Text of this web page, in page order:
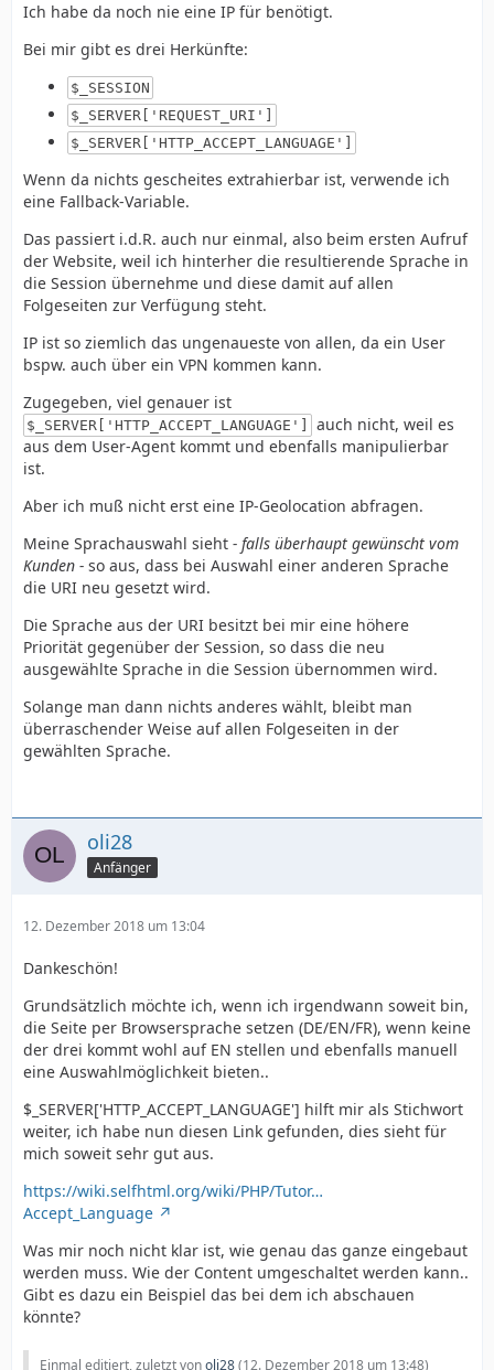
Ich habe da noch nie eine IP für benötigt.
Bei mir gibt es drei Herkünfte:
$_SESSION
$_SERVER['REQUEST_URI']
$_SERVER['HTTP_ACCEPT_LANGUAGE']
Wenn da nichts gescheites extrahierbar ist, verwende ich
eine Fallback-Variable.
Das passiert i.d.R. auch nur einmal, also beim ersten Aufruf
der Website, weil ich hinterher die resultierende Sprache in
die Session übernehme und diese damit auf allen
Folgeseiten zur Verfügung steht.
IP ist so ziemlich das ungenaueste von allen, da ein User
bspw. auch über ein VPN kommen kann.
Zugegeben, viel genauer ist
$_SERVER['HTTP_ACCEPT_LANGUAGE']
auch nicht, weil es
aus dem User-Agent kommt und ebenfalls manipulierbar
ist.
Aber ich muß nicht erst eine IP-Geolocation abfragen.
Meine Sprachauswahl sieht - falls überhaupt gewünscht vom
Kunden - so aus, dass bei Auswahl einer anderen Sprache
die URI neu gesetzt wird.
Die Sprache aus der URI besitzt bei mir eine höhere
Priorität gegenüber der Session, so dass die neu
ausgewählte Sprache in die Session übernommen wird.
Solange man dann nichts anderes wählt, bleibt man
überraschender Weise auf allen Folgeseiten in der
gewählten Sprache.
oli28
Anfänger
12. Dezember 2018 um 13:04
Dankeschön!
Grundsätzlich möchte ich, wenn ich irgendwann soweit bin,
die Seite per Browsersprache setzen (DE/EN/FR), wenn keine
der drei kommt wohl auf EN stellen und ebenfalls manuell
eine Auswahlmöglichkeit bieten..
$_SERVER['HTTP_ACCEPT_LANGUAGE'] hilft mir als Stichwort
weiter, ich habe nun diesen Link gefunden, dies sieht für
mich soweit sehr gut aus.
https://wiki.selfhtml.org/wiki/PHP/Tutor…
Accept_Language
Was mir noch nicht klar ist, wie genau das ganze eingebaut
werden muss. Wie der Content umgeschaltet werden kann..
Gibt es dazu ein Beispiel das bei dem ich abschauen
könnte?
Einmal editiert, zuletzt vonoli28(12. Dezember 2018 um 13:48)